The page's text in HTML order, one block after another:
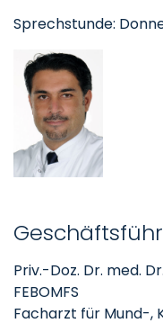
Sprechstunde:
Priv.-Doz. Dr. med.
FEBOMFS
Facharzt für Mund-,